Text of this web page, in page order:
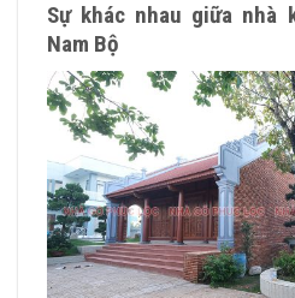
Sự khác nhau giữa nhà
Nam Bộ